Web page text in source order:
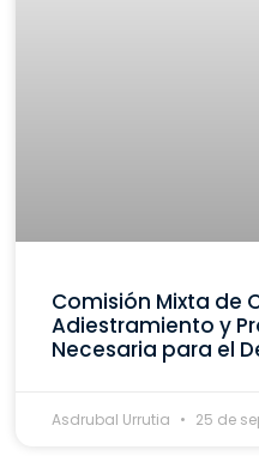
Comisión Mixta de
Adiestramiento y
Necesaria para el
Asdrubal Urrutia 25 de